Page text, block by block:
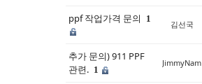
ppf 작업가격 문의 1
김선국
추가 문의) 911 PPF
관련. 1
JimmyNam